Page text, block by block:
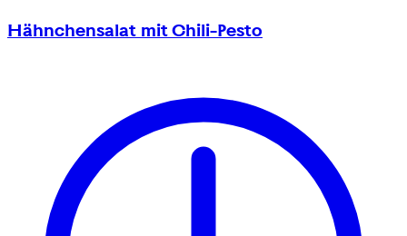
Hähnchensalat mit Chili-Pesto